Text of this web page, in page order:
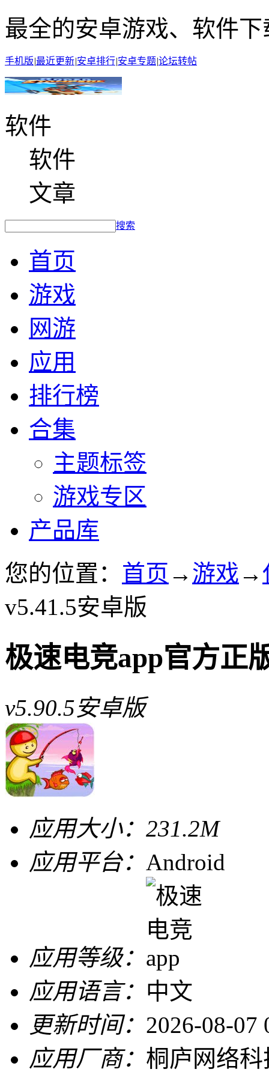
最全的安卓游戏、软件下
手机版|最近更新|安卓排行|安卓专题|论坛转帖
软件
软件
文章
搜索
首页
游戏
网游
应用
排行榜
合集
主题标签
游戏专区
产品库
您的位置： 首页 → 游戏 →
v5.41.5安卓版
极速电竞app官方正
v5.90.5安卓版
应用大小： 231.2M
应用平台： Android
应用等级：
应用语言： 中文
更新时间： 2026-08-07
应用厂商： 桐庐网络